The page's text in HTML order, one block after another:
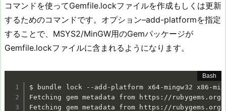
コマンドを使ってGemfile.lockファイルを作成もしくは更新
するためのコマンドです。オプション–add-platformを指定
することで、MSYS2/MinGW用のGemパッケージが
Gemfile.lockファイルに含まれるようになります。
$ bundle lock --add-platform x64-mingw32 x86-
Fetching gem metadata from https://rubygems.org/
Fetching gem metadata from https://